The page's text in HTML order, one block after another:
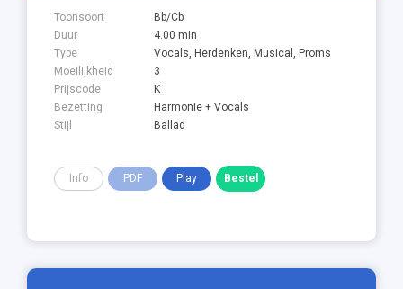
Toonsoort
Bb/Cb
Duur
4.00 min
Type
Vocals, Herdenken, Musical, Proms
Moeilijkheid
3
Prijscode
K
Bezetting
Harmonie + Vocals
Stijl
Ballad
Info PDF Play